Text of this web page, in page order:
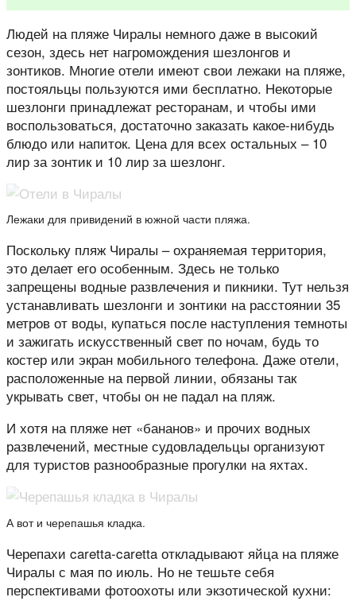
Людей на пляже Чиралы немного даже в высокий
сезон, здесь нет нагромождения шезлонгов и
зонтиков. Многие отели имеют свои лежаки на пляже,
постояльцы пользуются ими бесплатно. Некоторые
шезлонги принадлежат ресторанам, и чтобы ими
воспользоваться, достаточно заказать какое-нибудь
блюдо или напиток. Цена для всех остальных – 10
лир за зонтик и 10 лир за шезлонг.
Лежаки для привидений в южной части пляжа.
Поскольку пляж Чиралы – охраняемая территория,
это делает его особенным. Здесь не только
запрещены водные развлечения и пикники. Тут нельзя
устанавливать шезлонги и зонтики на расстоянии 35
метров от воды, купаться после наступления темноты
и зажигать искусственный свет по ночам, будь то
костер или экран мобильного телефона. Даже отели,
расположенные на первой линии, обязаны так
укрывать свет, чтобы он не падал на пляж.
И хотя на пляже нет «бананов» и прочих водных
развлечений, местные судовладельцы организуют
для туристов разнообразные прогулки на яхтах.
А вот и черепашья кладка.
Черепахи caretta-caretta откладывают яйца на пляже
Чиралы с мая по июль. Но не тешьте себя
перспективами фотоохоты или экзотической кухни: